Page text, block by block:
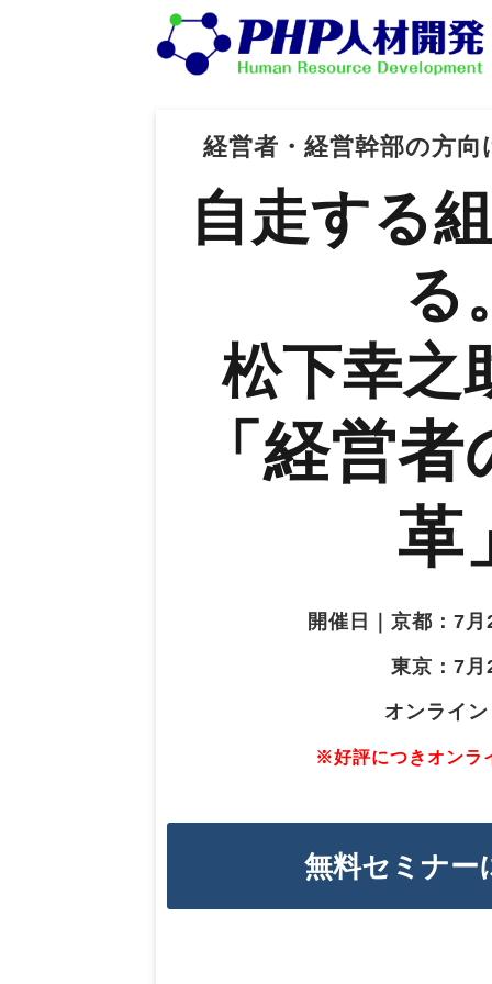
経営者・経営幹部の方
自走する
る。
松下幸之
「経営
革
開催日｜京都：7
東京：7月
オンライン：9
※好評につきオンラ
無料セミナー